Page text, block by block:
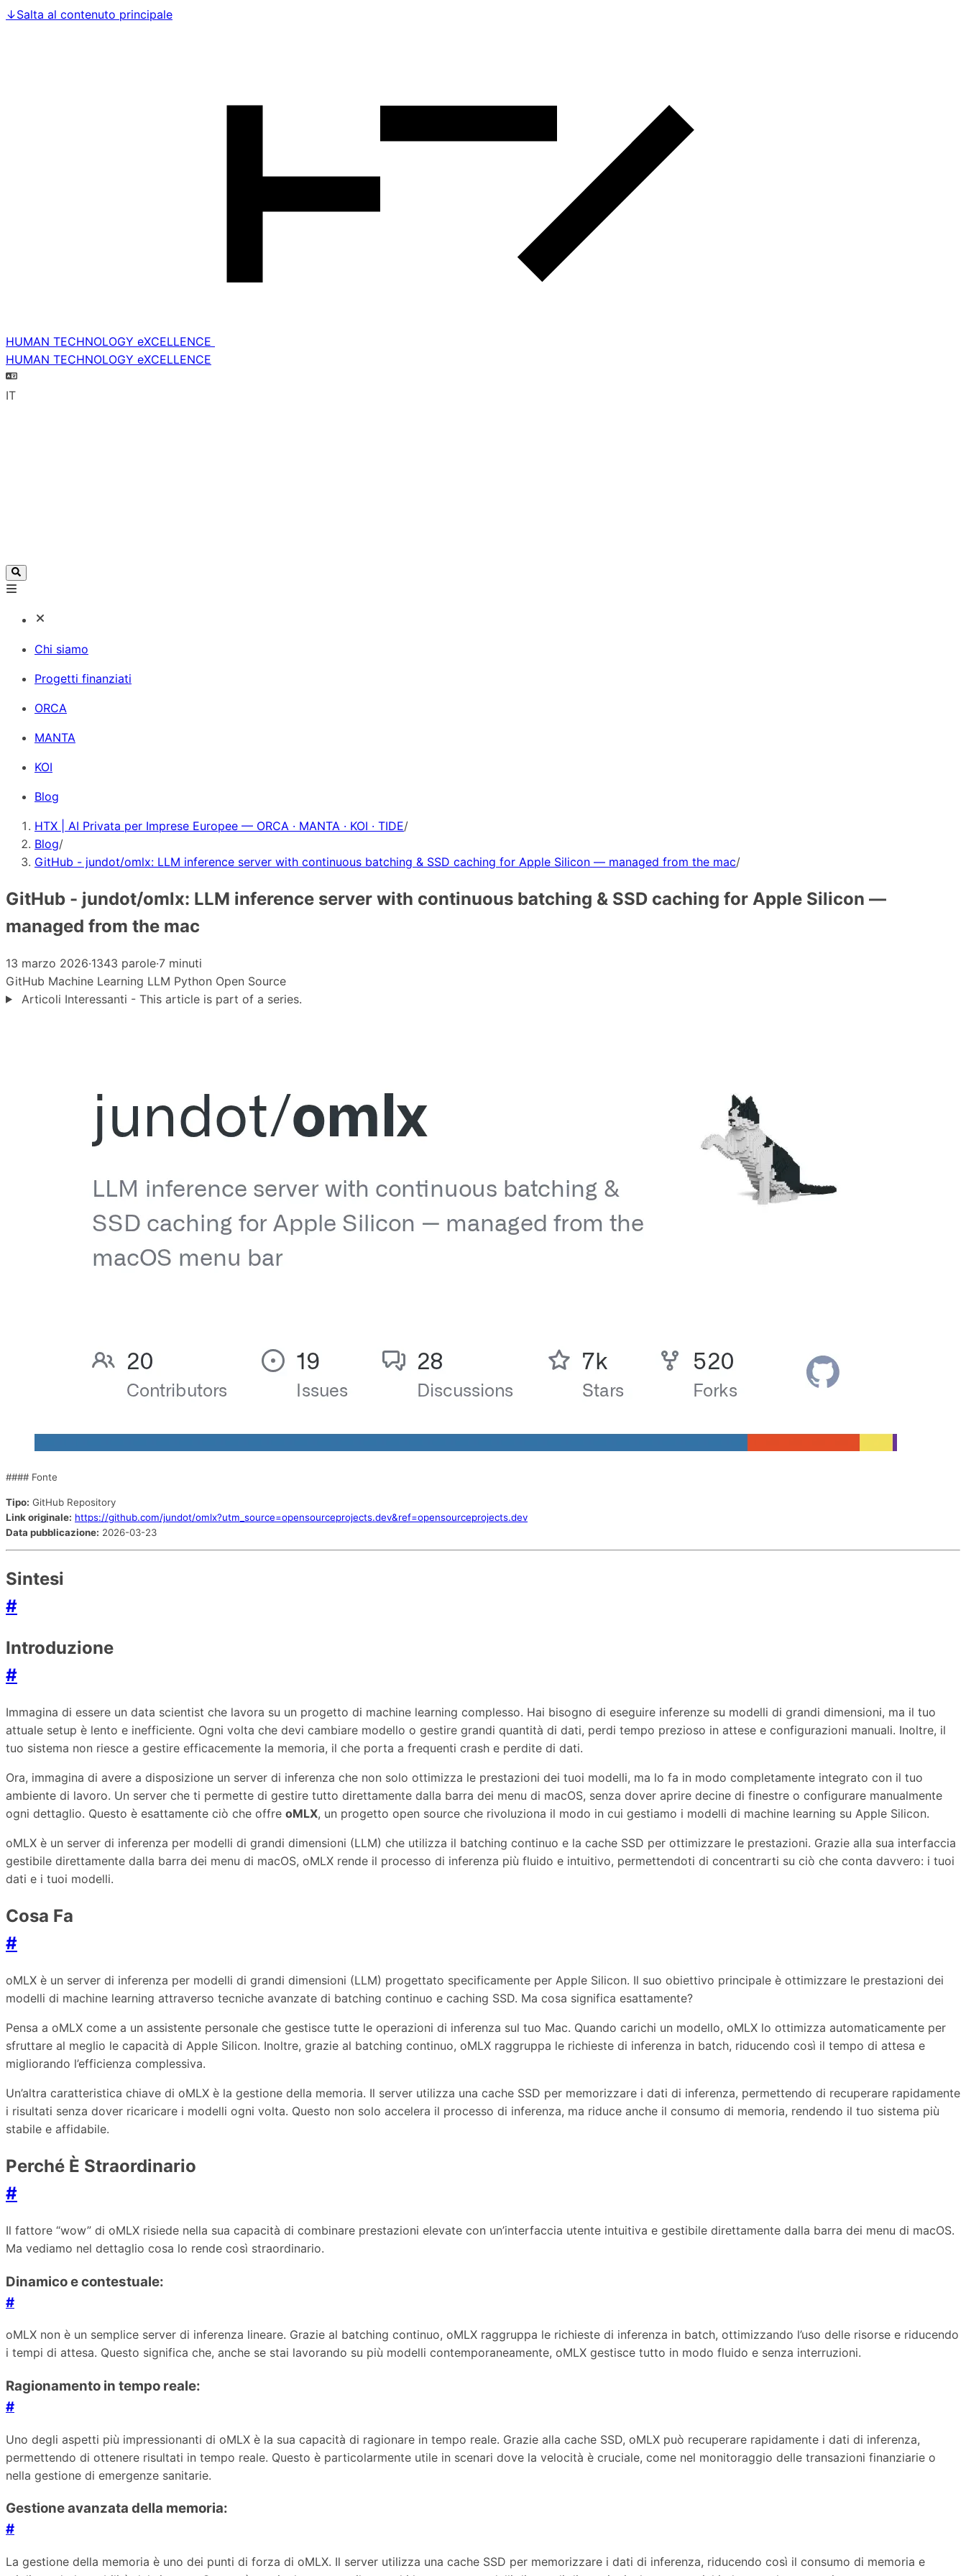
↓Salta al contenuto principale
HUMAN TECHNOLOGY eXCELLENCE
HUMAN TECHNOLOGY eXCELLENCE
IT
Chi siamo
Progetti finanziati
ORCA
MANTA
KOI
Blog
HTX | AI Privata per Imprese Europee — ORCA · MANTA · KOI · TIDE/
Blog/
GitHub - jundot/omlx: LLM inference server with continuous batching & SSD caching for Apple Silicon — managed from the mac/
GitHub - jundot/omlx: LLM inference server with continuous batching & SSD caching for Apple Silicon —
managed from the mac
13 marzo 2026·1343 parole·7 minuti
GitHub Machine Learning LLM Python Open Source
Articoli Interessanti - This article is part of a series.
#### Fonte
Tipo: GitHub Repository
Link originale: https://github.com/jundot/omlx?utm_source=opensourceprojects.dev&ref=opensourceprojects.dev
Data pubblicazione: 2026-03-23
Sintesi
#
Introduzione
#
Immagina di essere un data scientist che lavora su un progetto di machine learning complesso. Hai bisogno di eseguire inferenze su modelli di grandi dimensioni, ma il tuo
attuale setup è lento e inefficiente. Ogni volta che devi cambiare modello o gestire grandi quantità di dati, perdi tempo prezioso in attese e configurazioni manuali. Inoltre, il
tuo sistema non riesce a gestire efficacemente la memoria, il che porta a frequenti crash e perdite di dati.
Ora, immagina di avere a disposizione un server di inferenza che non solo ottimizza le prestazioni dei tuoi modelli, ma lo fa in modo completamente integrato con il tuo
ambiente di lavoro. Un server che ti permette di gestire tutto direttamente dalla barra dei menu di macOS, senza dover aprire decine di finestre o configurare manualmente
ogni dettaglio. Questo è esattamente ciò che offre oMLX, un progetto open source che rivoluziona il modo in cui gestiamo i modelli di machine learning su Apple Silicon.
oMLX è un server di inferenza per modelli di grandi dimensioni (LLM) che utilizza il batching continuo e la cache SSD per ottimizzare le prestazioni. Grazie alla sua interfaccia
gestibile direttamente dalla barra dei menu di macOS, oMLX rende il processo di inferenza più fluido e intuitivo, permettendoti di concentrarti su ciò che conta davvero: i tuoi
dati e i tuoi modelli.
Cosa Fa
#
oMLX è un server di inferenza per modelli di grandi dimensioni (LLM) progettato specificamente per Apple Silicon. Il suo obiettivo principale è ottimizzare le prestazioni dei
modelli di machine learning attraverso tecniche avanzate di batching continuo e caching SSD. Ma cosa significa esattamente?
Pensa a oMLX come a un assistente personale che gestisce tutte le operazioni di inferenza sul tuo Mac. Quando carichi un modello, oMLX lo ottimizza automaticamente per
sfruttare al meglio le capacità di Apple Silicon. Inoltre, grazie al batching continuo, oMLX raggruppa le richieste di inferenza in batch, riducendo così il tempo di attesa e
migliorando l’efficienza complessiva.
Un’altra caratteristica chiave di oMLX è la gestione della memoria. Il server utilizza una cache SSD per memorizzare i dati di inferenza, permettendo di recuperare rapidamente
i risultati senza dover ricaricare i modelli ogni volta. Questo non solo accelera il processo di inferenza, ma riduce anche il consumo di memoria, rendendo il tuo sistema più
stabile e affidabile.
Perché È Straordinario
#
Il fattore “wow” di oMLX risiede nella sua capacità di combinare prestazioni elevate con un’interfaccia utente intuitiva e gestibile direttamente dalla barra dei menu di macOS.
Ma vediamo nel dettaglio cosa lo rende così straordinario.
Dinamico e contestuale:
#
oMLX non è un semplice server di inferenza lineare. Grazie al batching continuo, oMLX raggruppa le richieste di inferenza in batch, ottimizzando l’uso delle risorse e riducendo
i tempi di attesa. Questo significa che, anche se stai lavorando su più modelli contemporaneamente, oMLX gestisce tutto in modo fluido e senza interruzioni.
Ragionamento in tempo reale:
#
Uno degli aspetti più impressionanti di oMLX è la sua capacità di ragionare in tempo reale. Grazie alla cache SSD, oMLX può recuperare rapidamente i dati di inferenza,
permettendo di ottenere risultati in tempo reale. Questo è particolarmente utile in scenari dove la velocità è cruciale, come nel monitoraggio delle transazioni finanziarie o
nella gestione di emergenze sanitarie.
Gestione avanzata della memoria:
#
La gestione della memoria è uno dei punti di forza di oMLX. Il server utilizza una cache SSD per memorizzare i dati di inferenza, riducendo così il consumo di memoria e